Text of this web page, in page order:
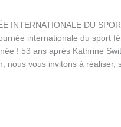
INTERNATIONALE DU
internationale du sport
! 53 ans après Kathrine
nous vous invitons à réaliser,